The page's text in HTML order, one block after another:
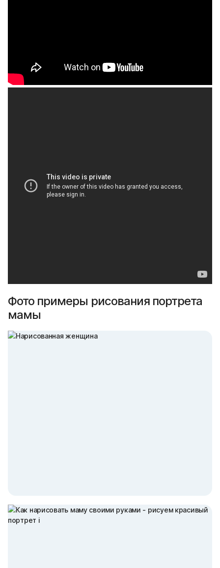
Фото примеры рисования портрета
мамы